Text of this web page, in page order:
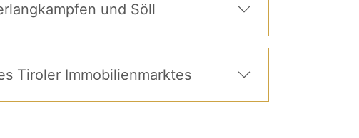
und Söll
Tiroler Immobilienmarktes